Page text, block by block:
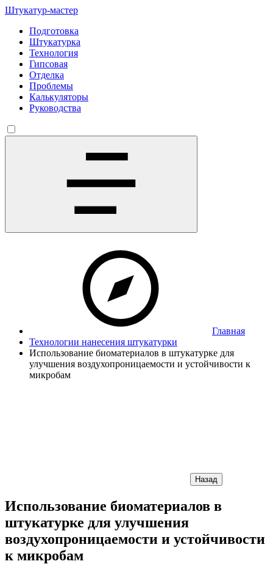
Штукатур-мастер
Подготовка
Штукатурка
Технология
Гипсовая
Отделка
Проблемы
Калькуляторы
Руководства
Главная
Технологии нанесения штукатурки
Использование биоматериалов в штукатурке для
улучшения воздухопроницаемости и устойчивости к
микробам
Назад
Использование биоматериалов в
штукатурке для улучшения
воздухопроницаемости и устойчивости
к микробам